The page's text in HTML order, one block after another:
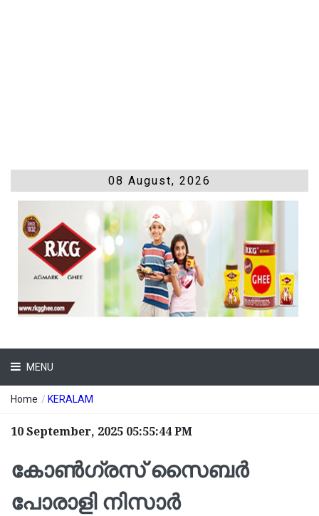
08 August, 2026
MENU
Home / KERALAM
10 September, 2025 05:55:44 PM
കോൺഗ്രസ് സൈബർ
പോരാളി നിസാർ